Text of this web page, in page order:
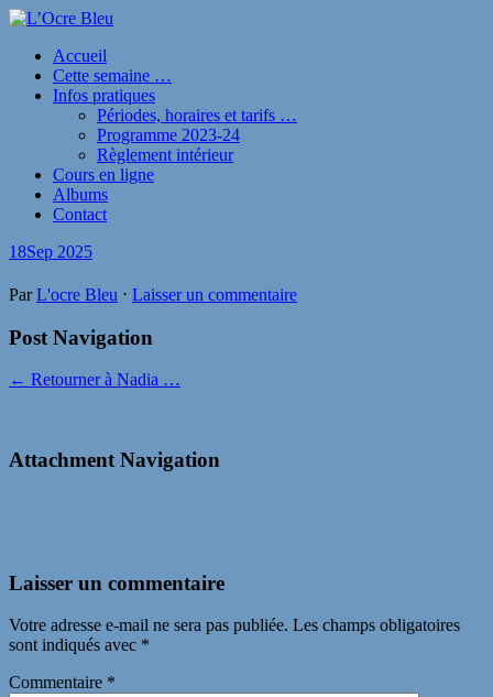
Accueil
Cette semaine …
Infos pratiques
Périodes, horaires et tarifs …
Programme 2023-24
Règlement intérieur
Cours en ligne
Albums
Contact
18Sep 2025
ParL'ocre Bleu ⋅ Laisser un commentaire
Post Navigation
← Retourner à Nadia …
Attachment Navigation
Laisser un commentaire
Votre adresse e-mail ne sera pas publiée. Les champs obligatoires
sont indiqués avec *
Commentaire *